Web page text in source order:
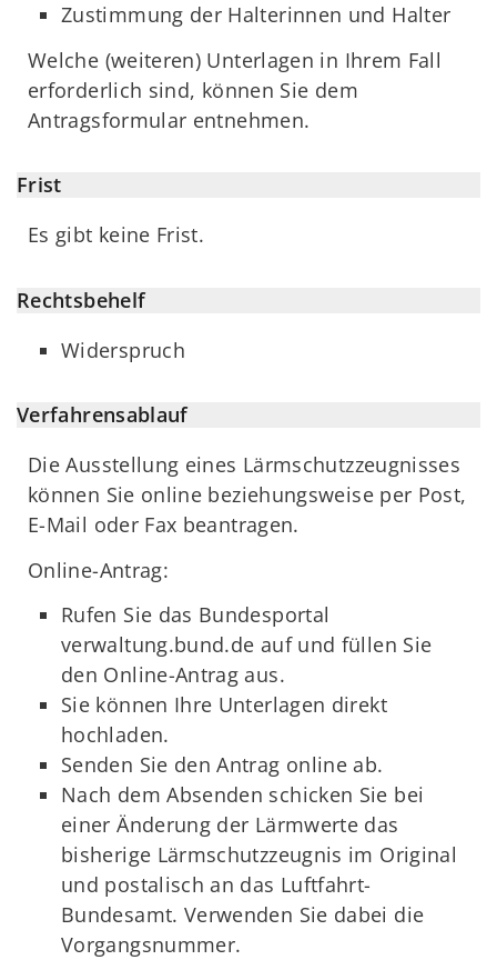
Zustimmung der Halterinnen und Halter
Welche (weiteren) Unterlagen in Ihrem Fall
erforderlich sind, können Sie dem
Antragsformular entnehmen.
Frist
Es gibt keine Frist.
Rechtsbehelf
Widerspruch
Verfahrensablauf
Die Ausstellung eines Lärmschutzzeugnisses
können Sie online beziehungsweise per Post,
E-Mail oder Fax beantragen.
Online-Antrag:
Rufen Sie das Bundesportal
verwaltung.bund.de auf und füllen Sie
den Online-Antrag aus.
Sie können Ihre Unterlagen direkt
hochladen.
Senden Sie den Antrag online ab.
Nach dem Absenden schicken Sie bei
einer Änderung der Lärmwerte das
bisherige Lärmschutzzeugnis im Original
und postalisch an das Luftfahrt-
Bundesamt. Verwenden Sie dabei die
Vorgangsnummer.